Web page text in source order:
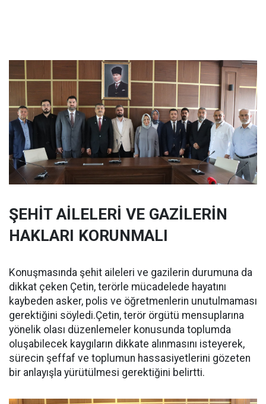
ŞEHİT AİLELERİ VE GAZİLERİN
HAKLARI KORUNMALI
Konuşmasında şehit aileleri ve gazilerin durumuna da
dikkat çeken Çetin, terörle mücadelede hayatını
kaybeden asker, polis ve öğretmenlerin unutulmaması
gerektiğini söyledi.Çetin, terör örgütü mensuplarına
yönelik olası düzenlemeler konusunda toplumda
oluşabilecek kaygıların dikkate alınmasını isteyerek,
sürecin şeffaf ve toplumun hassasiyetlerini gözeten
bir anlayışla yürütülmesi gerektiğini belirtti.